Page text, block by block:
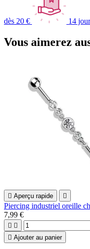
dès 20 € 14
Vous aimerez
 Aperçu rapide 
Piercing industriel oreille
7,99 €
 
 Ajouter au panier